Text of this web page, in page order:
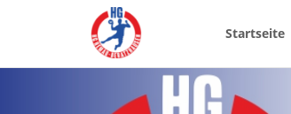
Startseite